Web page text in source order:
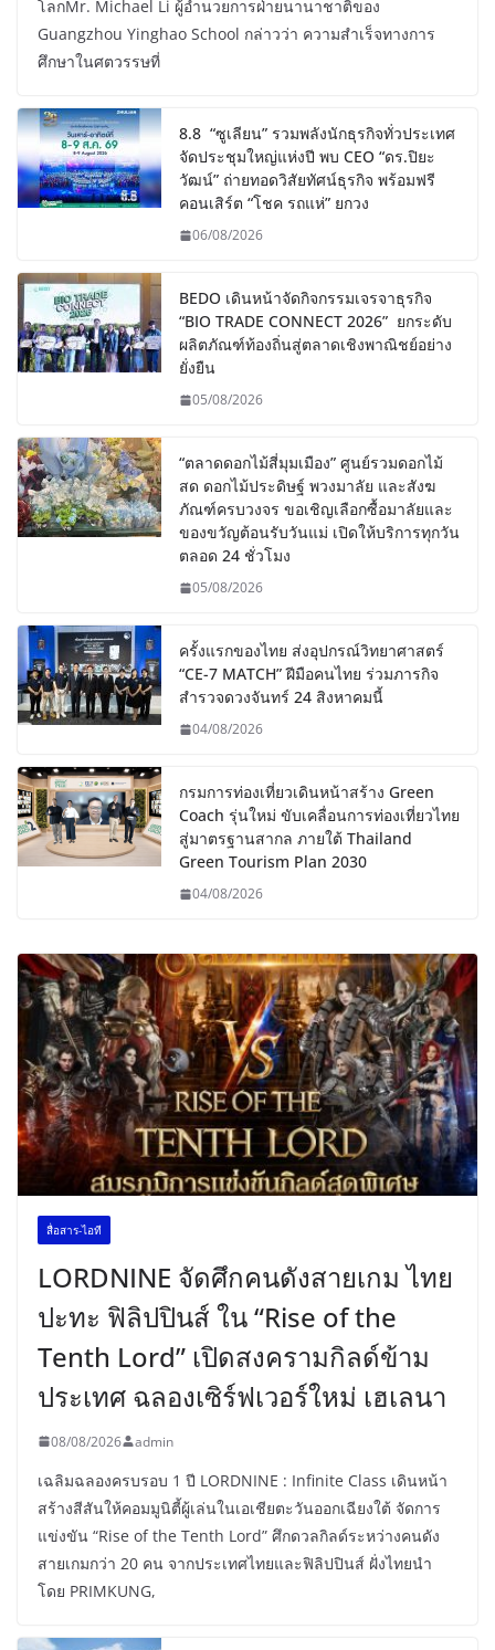
โลกMr. Michael Li ผู้อำนวยการฝ่ายนานาชาติของ
Guangzhou Yinghao School กล่าวว่า ความสำเร็จทางการ
ศึกษาในศตวรรษที่
8.8 “ซูเลียน” รวมพลังนักธุรกิจทั่วประเทศ
จัดประชุมใหญ่แห่งปี พบ CEO “ดร.ปิยะ
วัฒน์” ถ่ายทอดวิสัยทัศน์ธุรกิจ พร้อมฟรี
คอนเสิร์ต “โชค รถแห่” ยกวง
06/08/2026
BEDO เดินหน้าจัดกิจกรรมเจรจาธุรกิจ
“BIO TRADE CONNECT 2026” ยกระดับ
ผลิตภัณฑ์ท้องถิ่นสู่ตลาดเชิงพาณิชย์อย่าง
ยั่งยืน
05/08/2026
“ตลาดดอกไม้สี่มุมเมือง” ศูนย์รวมดอกไม้
สด ดอกไม้ประดิษฐ์ พวงมาลัย และสังฆ
ภัณฑ์ครบวงจร ขอเชิญเลือกซื้อมาลัยและ
ของขวัญต้อนรับวันแม่ เปิดให้บริการทุกวัน
ตลอด 24 ชั่วโมง
05/08/2026
ครั้งแรกของไทย ส่งอุปกรณ์วิทยาศาสตร์
“CE-7 MATCH” ฝีมือคนไทย ร่วมภารกิจ
สำรวจดวงจันทร์ 24 สิงหาคมนี้
04/08/2026
กรมการท่องเที่ยวเดินหน้าสร้าง Green
Coach รุ่นใหม่ ขับเคลื่อนการท่องเที่ยวไทย
สู่มาตรฐานสากล ภายใต้ Thailand
Green Tourism Plan 2030
04/08/2026
สื่อสาร-ไอที
LORDNINE จัดศึกคนดังสายเกม ไทย
ปะทะ ฟิลิปปินส์ ใน “Rise of the
Tenth Lord” เปิดสงครามกิลด์ข้าม
ประเทศ ฉลองเซิร์ฟเวอร์ใหม่ เฮเลนา
08/08/2026 admin
เฉลิมฉลองครบรอบ 1 ปี LORDNINE : Infinite Class เดินหน้า
สร้างสีสันให้คอมมูนิตี้ผู้เล่นในเอเชียตะวันออกเฉียงใต้ จัดการ
แข่งขัน “Rise of the Tenth Lord” ศึกดวลกิลด์ระหว่างคนดัง
สายเกมกว่า 20 คน จากประเทศไทยและฟิลิปปินส์ ฝั่งไทยนำ
โดย PRIMKUNG,